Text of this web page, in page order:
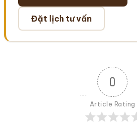
Đặt lịch tư vấn
0
Article Rating